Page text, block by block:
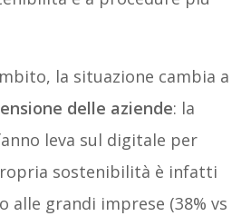
la situazione cambia a
delle aziende: la
leva sul digitale per
sostenibilità è infatti
alle grandi imprese (38% vs